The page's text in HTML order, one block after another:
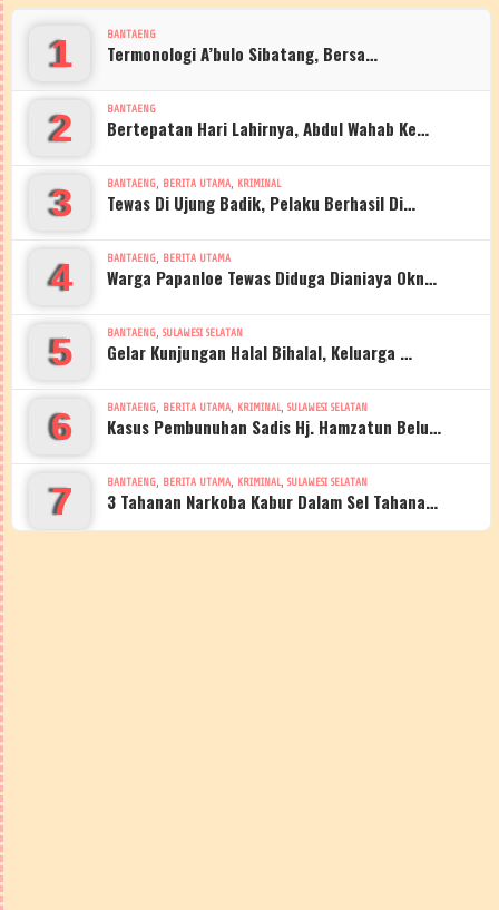
1 BANTAENG
Termonologi A’bulo Sibatang, Bersa…
2 BANTAENG
Bertepatan Hari Lahirnya, Abdul Wahab Ke…
3 BANTAENG, BERITA UTAMA, KRIMINAL
Tewas Di Ujung Badik, Pelaku Berhasil Di…
4 BANTAENG, BERITA UTAMA
Warga Papanloe Tewas Diduga Dianiaya Okn…
5 BANTAENG, SULAWESI SELATAN
Gelar Kunjungan Halal Bihalal, Keluarga …
6 BANTAENG, BERITA UTAMA, KRIMINAL, SULAWESI SELATAN
Kasus Pembunuhan Sadis Hj. Hamzatun Belu…
7 BANTAENG, BERITA UTAMA, KRIMINAL, SULAWESI SELATAN
3 Tahanan Narkoba Kabur Dalam Sel Tahana…